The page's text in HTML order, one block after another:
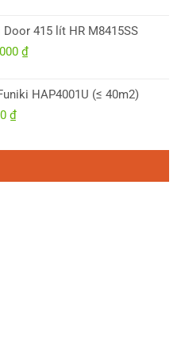
₫.
là:
4.950.000 ₫.
415 lít HR M8415SS
₫.
₫Giá
là:
HAP4001U (≤ 40m2)
₫Giá
tại
4.500.000 ₫.